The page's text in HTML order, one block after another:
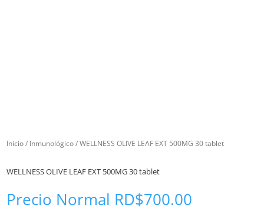
Inicio/ Inmunológico/ WELLNESS OLIVE LEAF EXT 500MG 30 tablet
WELLNESS OLIVE LEAF EXT 500MG 30 tablet
Precio Normal RD$700.00